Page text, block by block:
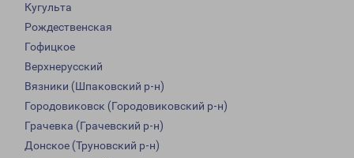
Кугульта
Рождественская
Гофицкое
Верхнерусский
Вязники (Шпаковский р-н)
Городовиковск (Городовиковский р-н)
Грачевка (Грачевский р-н)
Донское (Труновский р-н)